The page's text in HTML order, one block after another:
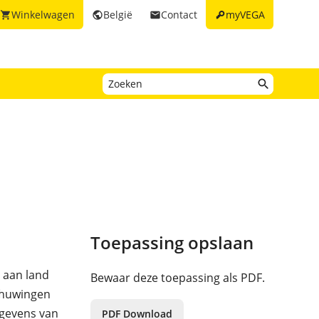
keymyVEGA
emailContact
publicBelgië
shopping_cartWinkelwagen
land
van
Toepassing opslaan
Bewaar deze toepassing als PDF.
PDF Download